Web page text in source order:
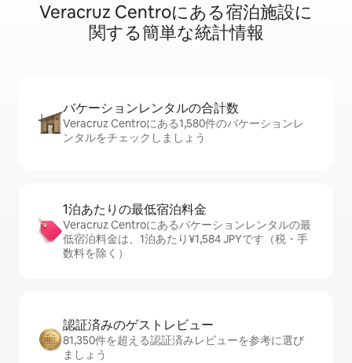
Veracruz Centroに⁠あ⁠る宿⁠泊⁠施⁠設⁠に
関⁠す⁠る簡⁠単⁠な統⁠計⁠情⁠報
バケーションレ⁠ン⁠タ⁠ル⁠の合⁠計⁠数
Veracruz Centroにある1,580件のバケーションレ
ンタルをチェックしましょう
1泊あたりの最⁠低⁠宿⁠泊⁠料⁠金
Veracruz Centroにあるバケーションレンタルの最
低宿泊料金は、1泊あたり¥1,584 JPYです（税・手
数料を除く）
認証済みのゲ⁠ス⁠ト⁠レ⁠ビ⁠ュ⁠ー
81,350件を超える認証済みレビューを参考に選び
ましょう